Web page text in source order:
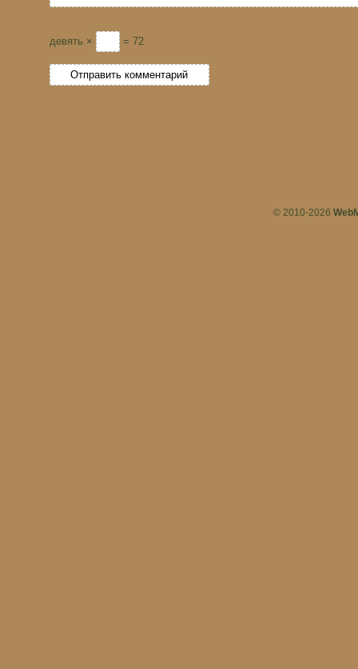
девять × = 72
© 2010-2026